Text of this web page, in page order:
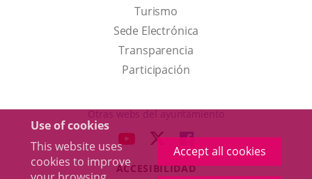
Use of cookies
This website uses
cookies to improve
Accept all cookies
TurismoThis
link
will
open
a
up
window.
Sede Electrónica
Transparencia
Participación
Otras webs del ayuntamiento
LINK
EXTERNAL
LINK
TO
EXTERNAL
LINK
TO
EXTERNAL
ACCESIBILIDAD